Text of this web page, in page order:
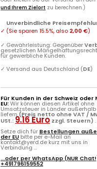
und Ihrem Zielort zu berechnen.)
Unverbindliche
✓ (Sie sparen 15.5%, also 2,00 €)
✓ Gewährleistung: Gegenüber
gesetzlichen
für gewerbliche Kunden.
✓ Versand aus Deutschland (DE)
Für Kunden in der Schweiz oder
EU:Wir können diesen Artikel ohne
Umsatzsteuer in Länder außerhalb
liefern(Preis netto ohne VAT /
USt.: 9.16 Euro zzgl. Steuern) .
Setze dich für Bestellungen
der EU bitte per e-Mail an
kontakt@yerd.de kurz mit uns in
Verbindung ...
...oder perWhatsApp (NUR
+491796159552